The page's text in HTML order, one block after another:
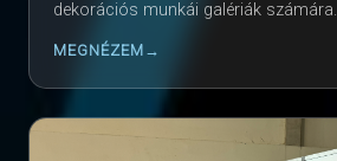
dekorációs munkái galériák számára.
MEGNÉZEM